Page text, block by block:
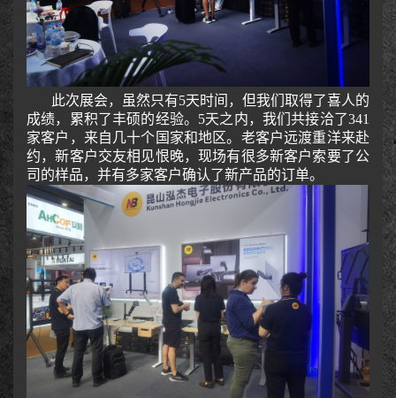
此次展会，虽然只有5天时间，但我们取得了喜人的
成绩，累积了丰硕的经验。5天之内，我们共接洽了341
家客户，来自几十个国家和地区。老客户远渡重洋来赴
约，新客户交友相见恨晚，现场有很多新客户索要了公
司的样品，并有多家客户确认了新产品的订单。